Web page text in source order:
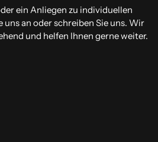
ein Anliegen zu individuellen
uns an oder schreiben Sie uns. Wir
und helfen Ihnen gerne weiter.